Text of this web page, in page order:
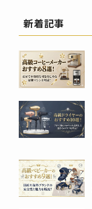
新着記事